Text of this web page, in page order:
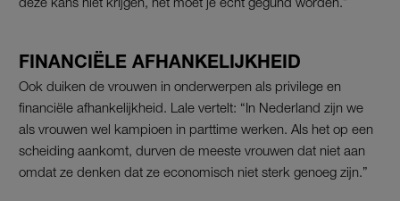
FINANCIËLE AFHANKELIJKHEID
Ook duiken de vrouwen in onderwerpen als privilege en
financiële afhankelijkheid. Lale vertelt: “In Nederland zijn we
als vrouwen wel kampioen in parttime werken. Als het op een
scheiding aankomt, durven de meeste vrouwen dat niet aan
omdat ze denken dat ze economisch niet sterk genoeg zijn.”